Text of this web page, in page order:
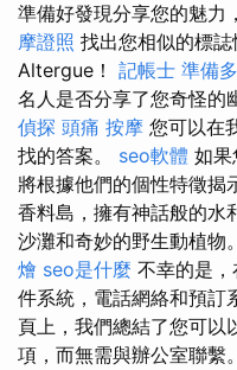
準備好發現分享您的魅力
摩證照 找出您相似的標
Altergue！ 記帳士 準備
名人是否分享了您奇怪的
偵探 頭痛 按摩 您可以在
找的答案。 seo軟體 如果
將根據他們的個性特徵揭
香料島，擁有神話般的水
沙灘和奇妙的野生動植物
燴 seo是什麼 不幸的是
件系統，電話網絡和預訂
頁上，我們總結了您可以
項，而無需與辦公室聯繫